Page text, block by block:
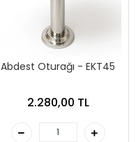
Abdest Oturağı - EKT45
2.280,00 TL